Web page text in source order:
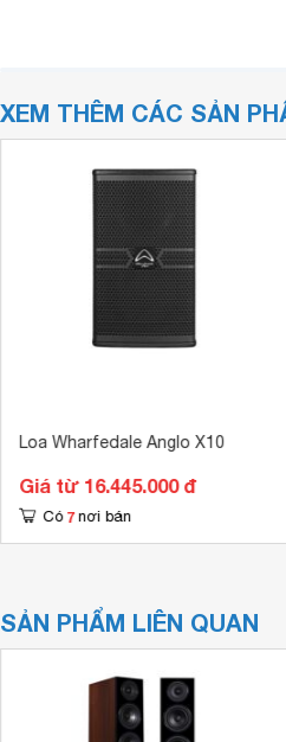
XEM THÊM CÁC SẢN
Loa Wharfedale Anglo X10
Giá từ 16.445.000 đ
Có 7 nơi bán
SẢN PHẨM LIÊN QUAN